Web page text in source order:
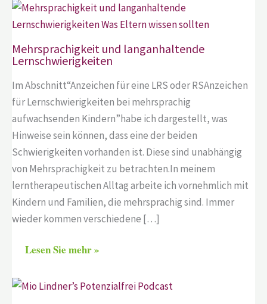
Mehrsprachigkeit und langanhaltende
Lernschwierigkeiten
Im Abschnitt“Anzeichen für eine LRS oder RSAnzeichen
für Lernschwierigkeiten bei mehrsprachig
aufwachsenden Kindern”habe ich dargestellt, was
Hinweise sein können, dass eine der beiden
Schwierigkeiten vorhanden ist. Diese sind unabhängig
von Mehrsprachigkeit zu betrachten.In meinem
lerntherapeutischen Alltag arbeite ich vornehmlich mit
Kindern und Familien, die mehrsprachig sind. Immer
wieder kommen verschiedene […]
Lesen Sie mehr »